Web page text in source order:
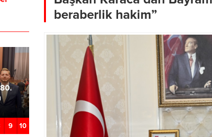
beraberlik hakim”
Türkoğlu’nda Geleceğe Yön
Verecek Projeler Bir Bir Hayata
Geçiyor
Başkan
Gelişim Planı
9 10